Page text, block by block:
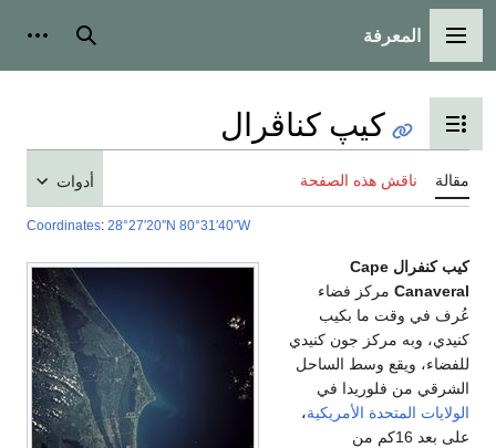
القائمة الرئيسية
المعرفة بحث
تبديل عرض جدول المحتويات
كيپ كناڤرال
مقالة ناقش هذه الصفحة أدوات
Coordinates: 28°27′20″N 80°31′40″W
كيب كنفرال Cape
Canaveral مركز فضاء
عُرف في وقت ما بكيب
كنيدي، وبه مركز جون كنيدي
للفضاء، ويقع وسط الساحل
الشرقي من فلوريدا في
الولايات المتحدة الأمريكية،
على بعد 16كم من